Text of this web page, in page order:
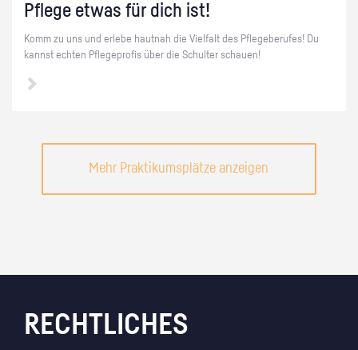
Pfle­ge etwas für dich ist!
Komm zu uns und er­le­be haut­nah die Viel­falt des Pfle­ge­be­ru­fes! Du
kannst ech­ten Pfle­ge­pro­fis über die Schul­ter schau­en!
Mehr Praktikumsplätze anzeigen
RECHTLICHES